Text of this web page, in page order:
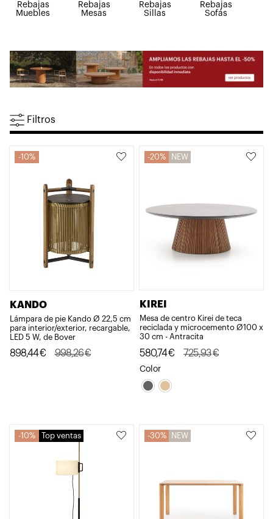
Rebajas
Muebles
Rebajas
Mesas
Rebajas
Sillas
Rebajas
Sofás
Filtros
10%
KANDO
Lámpara de pie Kando Ø 22,5 cm
para interior/exterior, recargable,
LED 5 W, de Bover
998,26€
El
898,44€
El
20% NEW
KIREI
Mesa de centro Kirei de teca
reciclada y microcemento Ø100 x
30 cm - Antracita
725,93€
El
precio
original
580,74€
El
precio
actual
Color
10% Top ventas 30% NEW